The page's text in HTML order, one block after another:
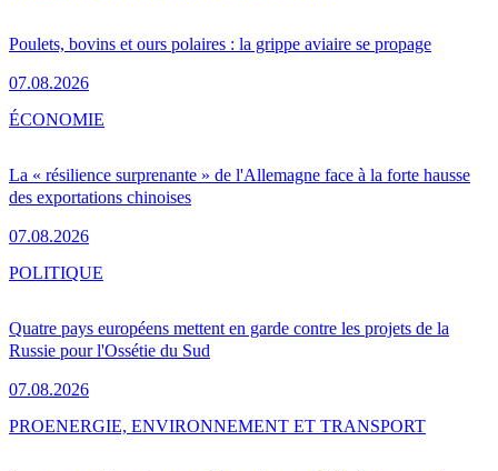
Poulets, bovins et ours polaires : la grippe aviaire se propage
07.08.2026
La « résilience surprenante » de l'Allemagne face à la forte hausse
des exportations chinoises
07.08.2026
ÉCONOMIE
Quatre pays européens mettent en garde contre les projets de la
Russie pour l'Ossétie du Sud
07.08.2026
POLITIQUE
PROENERGIE, ENVIRONNEMENT ET TRANSPORT